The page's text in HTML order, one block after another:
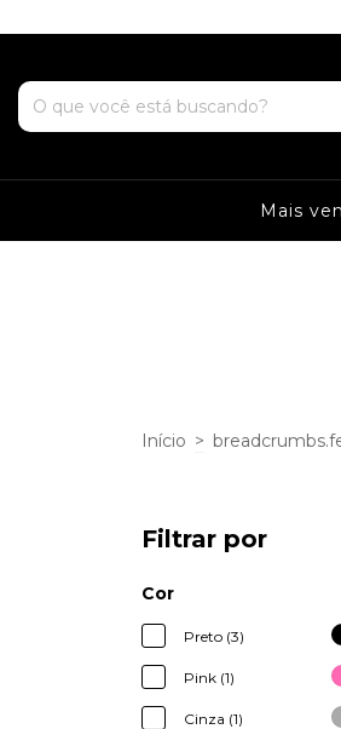
Mais
Início >
Filtrar por
Cor
Preto (3)
Pink (1)
Cinza (1)